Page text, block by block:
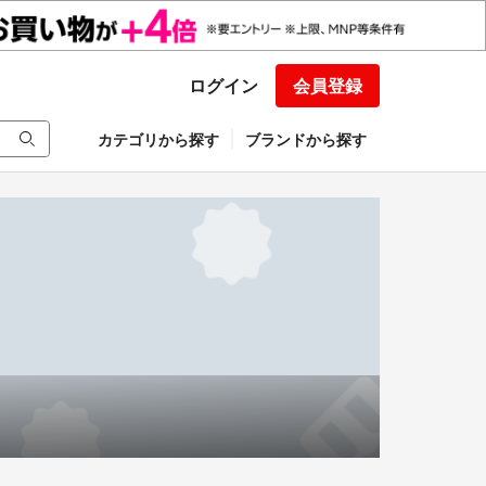
ログイン 会員登録
カテゴリから探す ブランドから探す